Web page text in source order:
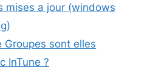
mises a jour (windows
Groupes sont elles
InTune ?